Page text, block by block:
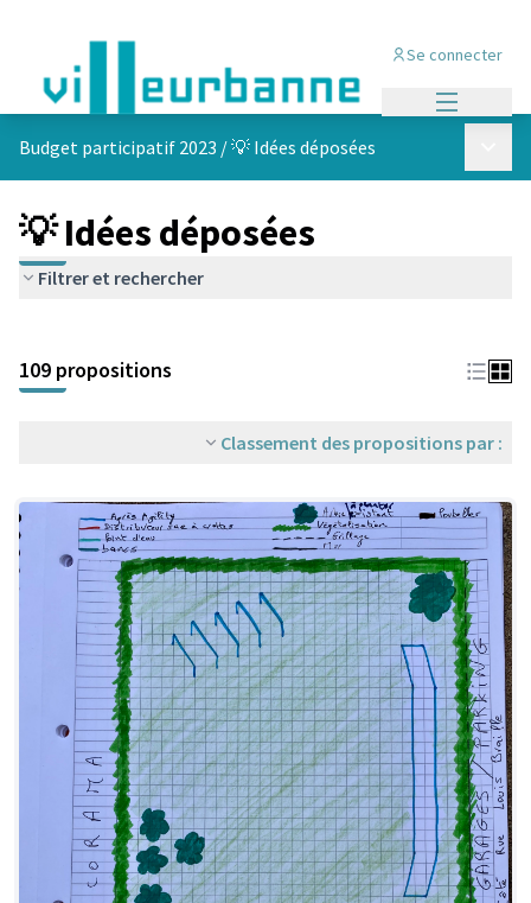
Se connecter
Budget participatif 2023 /💡 Idées déposées
💡 Idées déposées
Filtrer et rechercher
+
−
109 propositions
Classement des propositions par :